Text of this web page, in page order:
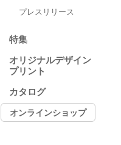
プレスリリース
特集
オリジナルデザイン
プリント
カタログ
オンラインショップ